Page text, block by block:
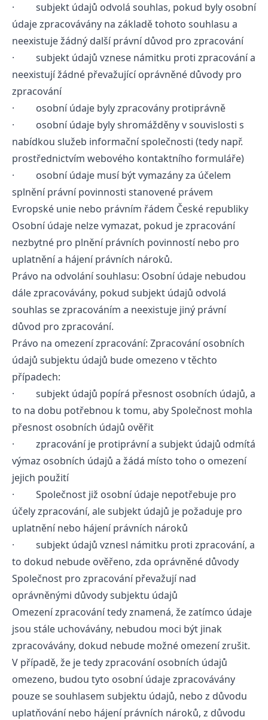
· subjekt údajů odvolá souhlas, pokud byly osobní
údaje zpracovávány na základě tohoto souhlasu a
neexistuje žádný další právní důvod pro zpracování
· subjekt údajů vznese námitku proti zpracování a
neexistují žádné převažující oprávněné důvody pro
zpracování
· osobní údaje byly zpracovány protiprávně
· osobní údaje byly shromážděny v souvislosti s
nabídkou služeb informační společnosti (tedy např.
prostřednictvím webového kontaktního formuláře)
· osobní údaje musí být vymazány za účelem
splnění právní povinnosti stanovené právem
Evropské unie nebo právním řádem České republiky
Osobní údaje nelze vymazat, pokud je zpracování
nezbytné pro plnění právních povinností nebo pro
uplatnění a hájení právních nároků.
Právo na odvolání souhlasu: Osobní údaje nebudou
dále zpracovávány, pokud subjekt údajů odvolá
souhlas se zpracováním a neexistuje jiný právní
důvod pro zpracování.
Právo na omezení zpracování: Zpracování osobních
údajů subjektu údajů bude omezeno v těchto
případech:
· subjekt údajů popírá přesnost osobních údajů, a
to na dobu potřebnou k tomu, aby Společnost mohla
přesnost osobních údajů ověřit
· zpracování je protiprávní a subjekt údajů odmítá
výmaz osobních údajů a žádá místo toho o omezení
jejich použití
· Společnost již osobní údaje nepotřebuje pro
účely zpracování, ale subjekt údajů je požaduje pro
uplatnění nebo hájení právních nároků
· subjekt údajů vznesl námitku proti zpracování, a
to dokud nebude ověřeno, zda oprávněné důvody
Společnost pro zpracování převažují nad
oprávněnými důvody subjektu údajů
Omezení zpracování tedy znamená, že zatímco údaje
jsou stále uchovávány, nebudou moci být jinak
zpracovávány, dokud nebude možné omezení zrušit.
V případě, že je tedy zpracování osobních údajů
omezeno, budou tyto osobní údaje zpracovávány
pouze se souhlasem subjektu údajů, nebo z důvodu
uplatňování nebo hájení právních nároků, z důvodu